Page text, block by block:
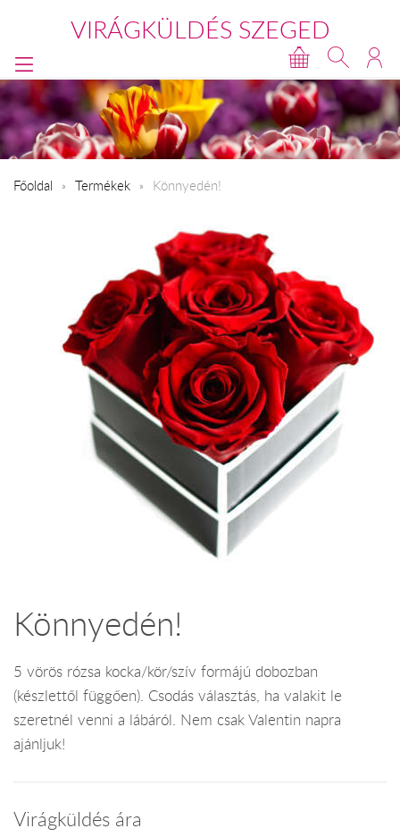
VIRÁGKÜLDÉS SZEGED
Főoldal Termékek Könnyedén!
Könnyedén!
5 vörös rózsa kocka/kör/szív formájú dobozban
(készlettől függően). Csodás választás, ha valakit le
szeretnél venni a lábáról. Nem csak Valentin napra
ajánljuk!
Virágküldés ára